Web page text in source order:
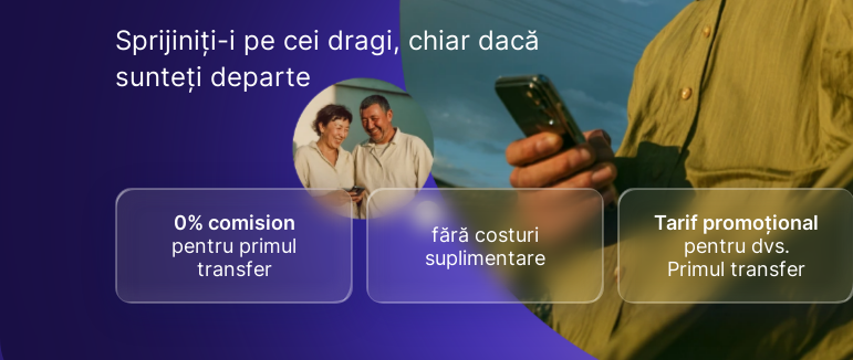
Sprijiniți-i pe cei dragi, chiar dacă
sunteți departe
0% comision
pentru primul
transfer
fără costuri
suplimentare
Tarif promoțional
pentru dvs.
Primul transfer